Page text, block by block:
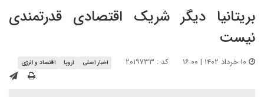
بریتانیا دیگر شریک اقتصادی قدرتمندی
نیست
کد : ۲۰۱۹۷۳۳ اخبار اصلی اروپا اقتصاد و انرژی